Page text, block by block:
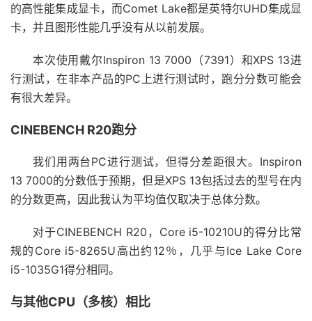
的高性能集成显卡，而Comet Lake都是英特尔UHD集成显
卡，并且图形性能几乎没有从以前发展。
本次使用戴尔Inspiron 13 7000（7391）和XPS 13进
行测试，在非本产品的PC上进行测试时，跑分分数可能会
有很大差异。
CINEBENCH R20跑分
我们用两台PC进行测试，但得分差距很大。Inspiron
13 7000的分数低于预期，但是XPS 13包括过去的型号在内
的分数更高，因此我认为平均值仅取决于总体分数。
对于CINEBENCH R20，Core i5-10210U的得分比常
规的Core i5-8265U高出约12％，几乎与Ice Lake Core
i5-1035G1得分相同。
与其他CPU（多核）相比